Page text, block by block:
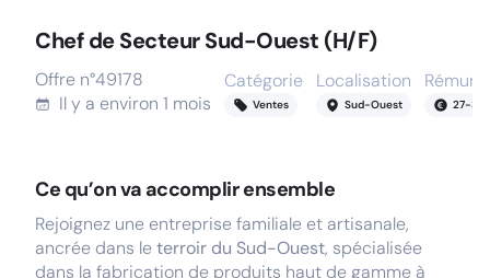
Chef de Secteur Sud-Ouest (H/F)
Offre n°49178
Il y a environ 1 mois
Catégorie
Ventes
Localisation
Sud-Ouest 27-36
Ce qu’on va accomplir ensemble
Rejoignez une entreprise familiale et artisanale,
ancrée dans leterroir du Sud-Ouest, spécialisée
dans la fabrication de produits haut de gamme à